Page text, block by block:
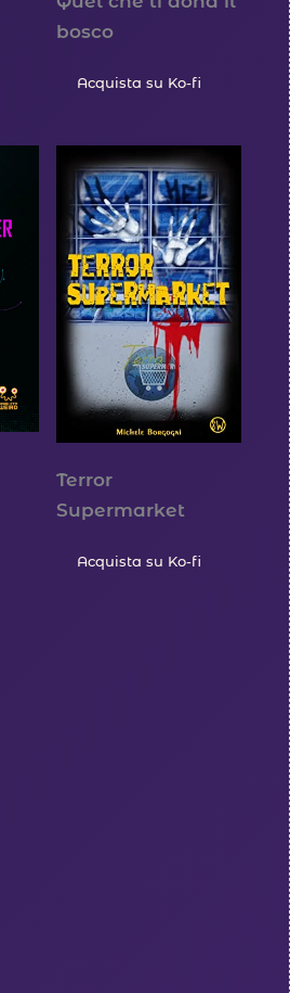
bosco
Acquista su Ko-fi
Terror
Supermarket
Acquista su Ko-fi